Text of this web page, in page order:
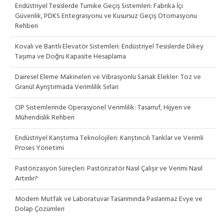
Endüstriyel Tesislerde Turnike Geçiş Sistemleri: Fabrika İçi
Güvenlik, PDKS Entegrasyonu ve Kusursuz Geçiş Otomasyonu
Rehberi
Kovalı ve Bantlı Elevatör Sistemleri: Endüstriyel Tesislerde Dikey
Taşıma ve Doğru Kapasite Hesaplama
Dairesel Eleme Makineleri ve Vibrasyonlu Sarsak Elekler: Toz ve
Granül Ayrıştırmada Verimlilik Sırları
CIP Sistemlerinde Operasyonel Verimlilik: Tasarruf, Hijyen ve
Mühendislik Rehberi
Endüstriyel Karıştırma Teknolojileri: Karıştırıcılı Tanklar ve Verimli
Proses Yönetimi
Pastörizasyon Süreçleri: Pastörizatör Nasıl Çalışır ve Verimi Nasıl
Artırılır?
Modern Mutfak ve Laboratuvar Tasarımında Paslanmaz Evye ve
Dolap Çözümleri